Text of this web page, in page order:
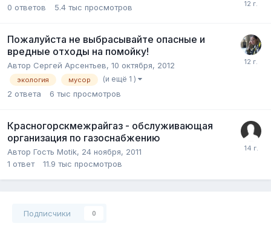
0 ответов 5.4 тыс просмотров
Пожалуйста не выбрасывайте опасные и
вредные отходы на помойку!
Автор Сергей Арсентьев, 10 октября, 2012
экология мусор (и ещё 1 )
2 ответа 6 тыс просмотров
Красногорскмежрайгаз - обслуживающая
организация по газоснабжению
Автор Гость Motik, 24 ноября, 2011
1 ответ 11.9 тыс просмотров
Подписчики 0